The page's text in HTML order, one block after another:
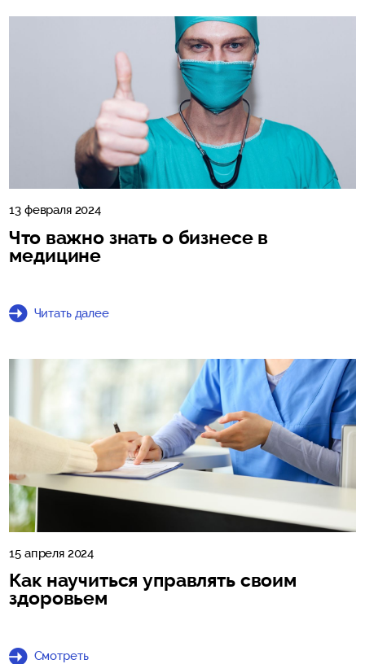
13 февраля 2024
Что важно знать о бизнесе в
медицине
Читать далее
15 апреля 2024
Как научиться управлять своим
здоровьем
Смотреть